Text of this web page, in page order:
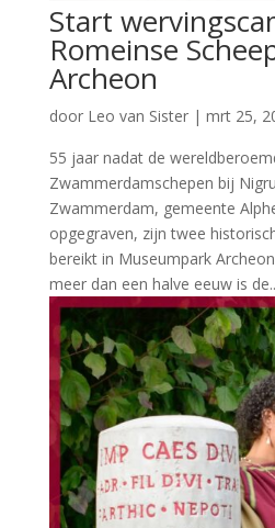
Start
Romeinse
Archeon
door Leo van Sister| mrt 25,
55 jaar nadat de
Zwammerdamschepen bij
Zwammerdam, gemeente
opgegraven, zijn twee
bereikt in Museumpark
meer dan een halve eeuw is